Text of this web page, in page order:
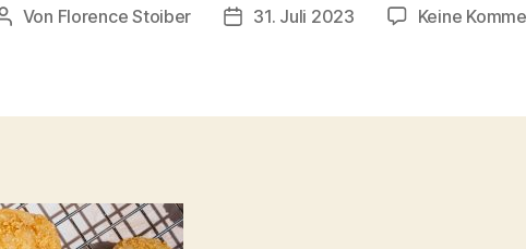
Beitragsautor
Von Florence Stoiber Veröffentlichungsdatum
31. Juli 2023 Keine